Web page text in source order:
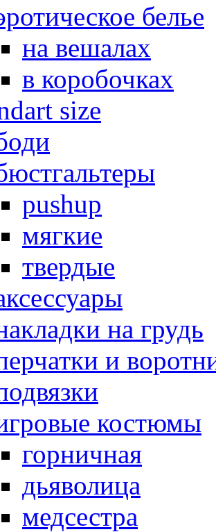
белье
на вешалах
в коробочках
size
pushup
мягкие
твердые
на грудь
и
костюмы
горничная
дьяволица
медсестра